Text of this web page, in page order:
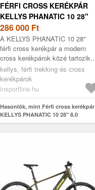
FÉRFI CROSS KERÉKPÁR
KELLYS PHANATIC 10 28"
8.0
286 000 Ft
A KELLYS PHANATIC 10 28"
férfi cross kerékpár a modern
cross kerékpárok közé tartozik
minőségi, könnyített KELLYS
Crossforce Lite alumínium
vázával...
kellys, férfi trekking és cross
kerékpárok
insportline.hu
Hasonlók, mint Férfi cross kerékpár
KELLYS PHANATIC 10 28" 8.0